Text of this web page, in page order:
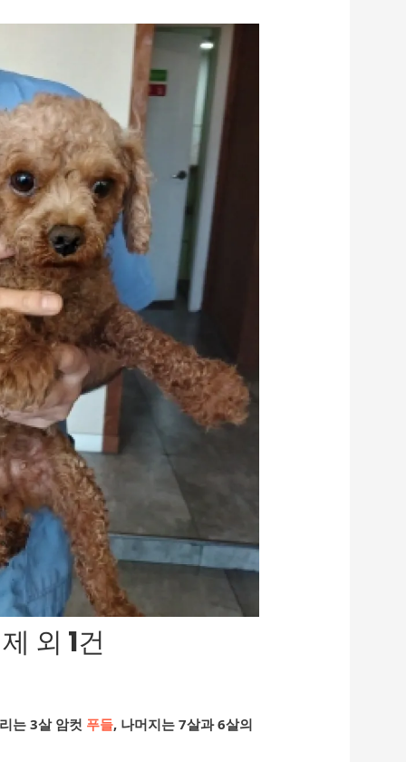
외 1건
는 3살 암컷 푸들, 나머지는 7살과 6살의